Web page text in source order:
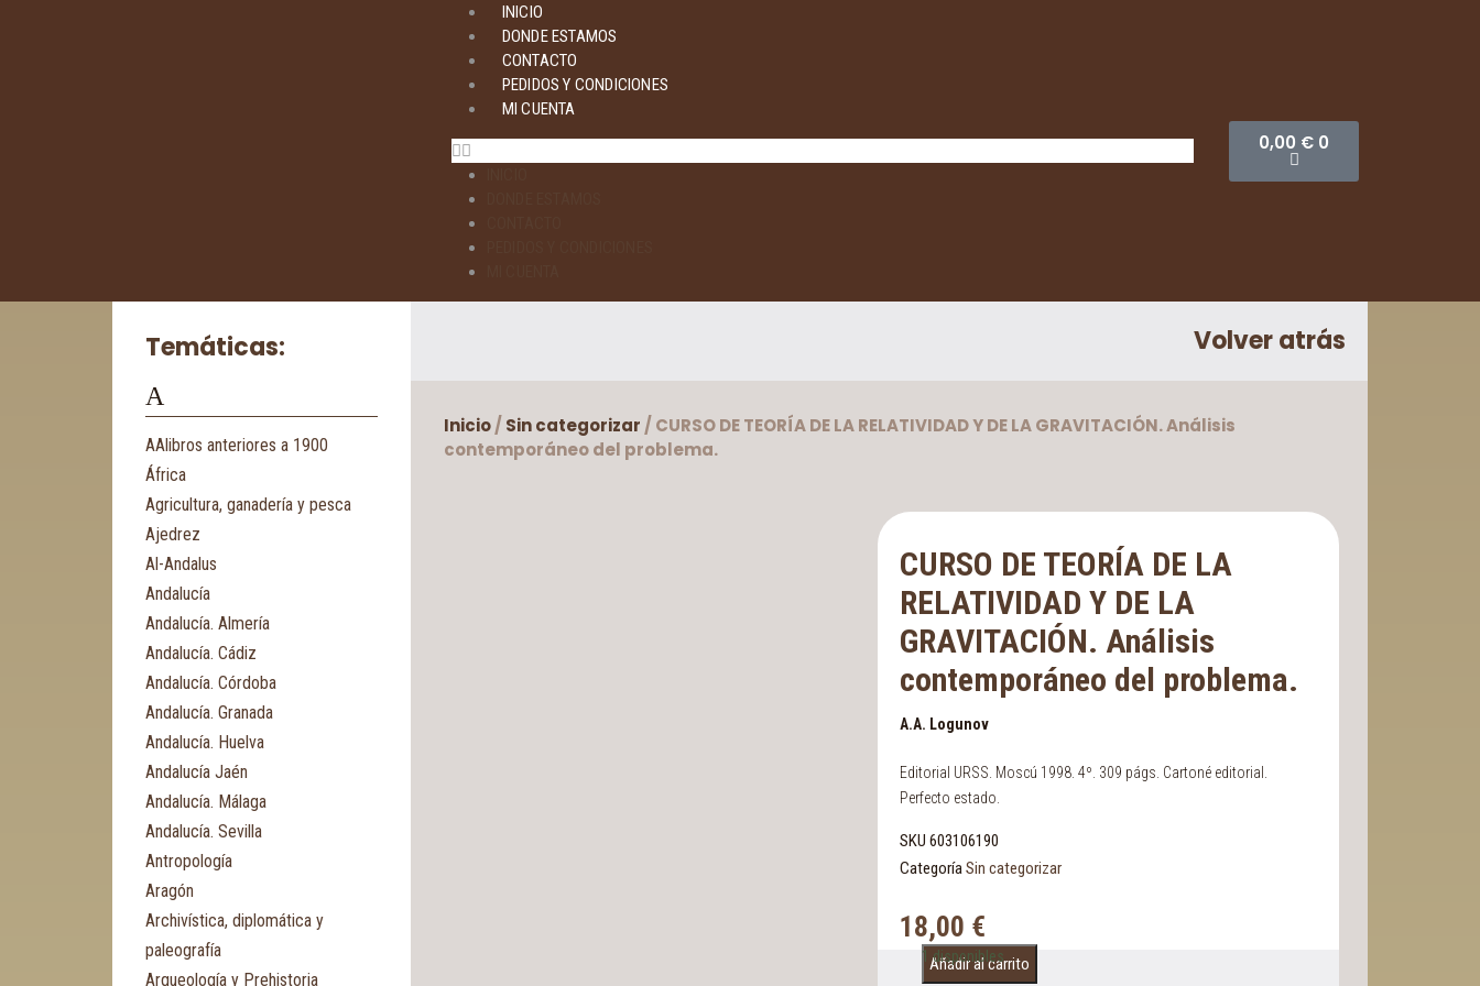
INICIO
DONDE ESTAMOS
CONTACTO
PEDIDOS Y CONDICIONES
MI CUENTA
0,00 € 0
Temáticas:
A
AAlibros anteriores a 1900
África
Agricultura, ganadería y pesca
Ajedrez
Al-Andalus
Andalucía
Andalucía. Almería
Andalucía. Cádiz
Andalucía. Córdoba
Andalucía. Granada
Andalucía. Huelva
Andalucía Jaén
Andalucía. Málaga
Andalucía. Sevilla
Antropología
Aragón
Archivística, diplomática y
paleografía
Arqueología y Prehistoria
Volver atrás
Inicio/ Sin categorizar / CURSO DE TEORÍA DE LA RELATIVIDAD Y DE LA GRAVITACIÓN. Análisis
contemporáneo del problema.
CURSO DE TEORÍA DE LA
RELATIVIDAD Y DE LA
GRAVITACIÓN. Análisis
contemporáneo del problema.
A.A. Logunov
Editorial URSS. Moscú 1998. 4º. 309 págs. Cartoné editorial.
Perfecto estado.
SKU 603106190
CategoríaSin categorizar
18,00 €
1 disponibles
Añadir al carrito